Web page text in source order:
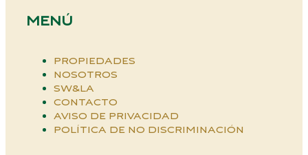
MENÚ
PROPIEDADES
NOSOTROS
SW&LA
CONTACTO
AVISO DE PRIVACIDAD
POLÍTICA DE NO DISCRIMINACIÓN